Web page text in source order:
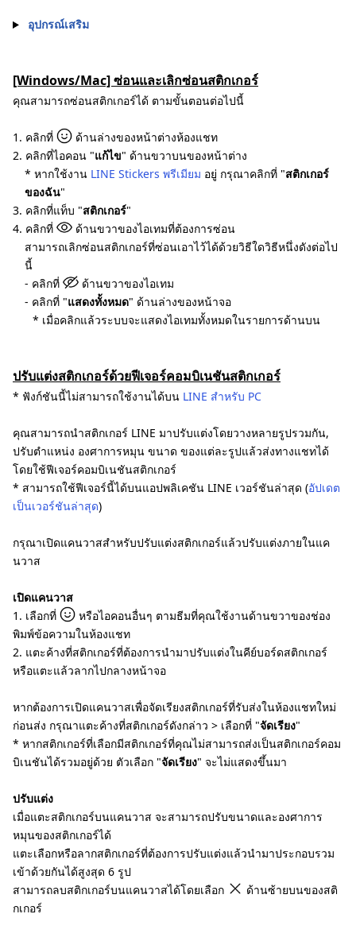
อุปกรณ์เสริม
[Windows/Mac] ซ่อนและเลิกซ่อนสติกเกอร์
คุณสามารถซ่อนสติกเกอร์ได้ ตามขั้นตอนต่อไปนี้
1. คลิกที่
ด้านล่างของหน้าต่างห้องแชท
2. คลิกที่ไอคอน "แก้ไข" ด้านขวาบนของหน้าต่าง
* หากใช้งาน LINE Stickers พรีเมียม อยู่ กรุณาคลิกที่ "สติกเกอร์
ของฉัน"
3. คลิกที่แท็บ "สติกเกอร์"
4. คลิกที่
ด้านขวาของไอเทมที่ต้องการซ่อน
สามารถเลิกซ่อนสติกเกอร์ที่ซ่อนเอาไว้ได้ด้วยวิธีใดวิธีหนึ่งดังต่อไป
นี้
- คลิกที่
ด้านขวาของไอเทม
- คลิกที่ "แสดงทั้งหมด" ด้านล่างของหน้าจอ
* เมื่อคลิกแล้วระบบจะแสดงไอเทมทั้งหมดในรายการด้านบน
ปรับแต่งสติกเกอร์ด้วยฟีเจอร์คอมบิเนชันสติกเกอร์
* ฟังก์ชันนี้ไม่สามารถใช้งานได้บน LINE สำหรับ PC
คุณสามารถนำสติกเกอร์ LINE มาปรับแต่งโดยวางหลายรูปรวมกัน,
ปรับตำแหน่ง องศาการหมุน ขนาด ของแต่ละรูปแล้วส่งทางแชทได้
โดยใช้ฟีเจอร์คอมบิเนชันสติกเกอร์
* สามารถใช้ฟีเจอร์นี้ได้บนแอปพลิเคชัน LINE เวอร์ชันล่าสุด (อัปเดต
เป็นเวอร์ชันล่าสุด)
กรุณาเปิดแคนวาสสำหรับปรับแต่งสติกเกอร์แล้วปรับแต่งภายในแค
นวาส
เปิดแคนวาส
1. เลือกที่
หรือไอคอนอื่นๆ ตามธีมที่คุณใช้งานด้านขวาของช่อง
พิมพ์ข้อความในห้องแชท
2. แตะค้างที่สติกเกอร์ที่ต้องการนำมาปรับแต่งในคีย์บอร์ดสติกเกอร์
หรือแตะแล้วลากไปกลางหน้าจอ
หากต้องการเปิดแคนวาสเพื่อจัดเรียงสติกเกอร์ที่รับส่งในห้องแชทใหม่
ก่อนส่ง กรุณาแตะค้างที่สติกเกอร์ดังกล่าว > เลือกที่ "จัดเรียง"
* หากสติกเกอร์ที่เลือกมีสติกเกอร์ที่คุณไม่สามารถส่งเป็นสติกเกอร์คอม
บิเนชันได้รวมอยู่ด้วย ตัวเลือก "จัดเรียง" จะไม่แสดงขึ้นมา
ปรับแต่ง
เมื่อแตะสติกเกอร์บนแคนวาส จะสามารถปรับขนาดและองศาการ
หมุนของสติกเกอร์ได้
แตะเลือกหรือลากสติกเกอร์ที่ต้องการปรับแต่งแล้วนำมาประกอบรวม
เข้าด้วยกันได้สูงสุด 6 รูป
สามารถลบสติกเกอร์บนแคนวาสได้โดยเลือก
ด้านซ้ายบนของสติ
กเกอร์